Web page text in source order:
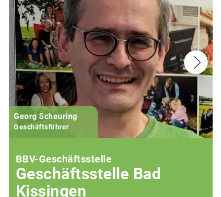
Georg Scheuring
Geschäftsführer
BBV-Geschäftsstelle
Geschäftsstelle Bad
Kissingen